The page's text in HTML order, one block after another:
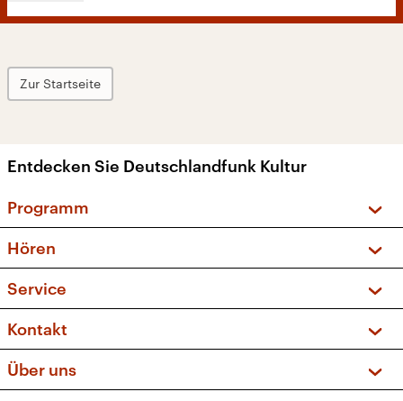
Zur Startseite
Entdecken Sie Deutschlandfunk Kultur
Programm
Sendungen und Podcasts
Musikliste
Kakadu – Das Kinderprogramm
Hören
Frequenzen (UKW + DAB+)
Service
FAQ
Apps
Newsletter
Kontakt
Social Media
Über uns